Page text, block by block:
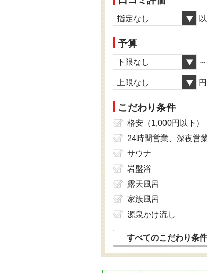
指定なし
予算
下限なし ～
上限なし 円
こだわり条件
格安（1,000円以下）
24時間営業、深夜営
サウナ
岩盤浴
露天風呂
家族風呂
源泉かけ流し
すべてのこだわり条件